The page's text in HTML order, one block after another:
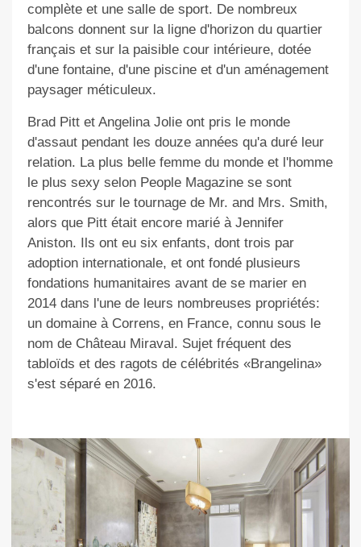
complète et une salle de sport. De nombreux
balcons donnent sur la ligne d'horizon du quartier
français et sur la paisible cour intérieure, dotée
d'une fontaine, d'une piscine et d'un aménagement
paysager méticuleux.
Brad Pitt et Angelina Jolie ont pris le monde
d'assaut pendant les douze années qu'a duré leur
relation. La plus belle femme du monde et l'homme
le plus sexy selon People Magazine se sont
rencontrés sur le tournage de Mr. and Mrs. Smith,
alors que Pitt était encore marié à Jennifer
Aniston. Ils ont eu six enfants, dont trois par
adoption internationale, et ont fondé plusieurs
fondations humanitaires avant de se marier en
2014 dans l'une de leurs nombreuses propriétés:
un domaine à Correns, en France, connu sous le
nom de Château Miraval. Sujet fréquent des
tabloïds et des ragots de célébrités «Brangelina»
s'est séparé en 2016.